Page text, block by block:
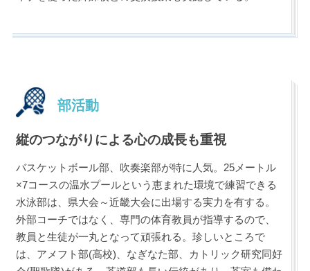
部活動
縦のつながりによる心の成長も重視
バスケットボール部、吹奏楽部が特に人気。25メートル
×7コースの温水プールという恵まれた環境で練習できる
水泳部は、県大会～近畿大会に出場する実力を有する。
外部コーチではなく、専門の体育教員が指導するので、
教員と生徒が一丸となって頑張れる。珍しいところで
は、アメフト部(高校)、なぎなた部、カトリック研究同好